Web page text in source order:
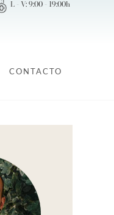
L - V: 9:00 - 19:00h
CONTACTO